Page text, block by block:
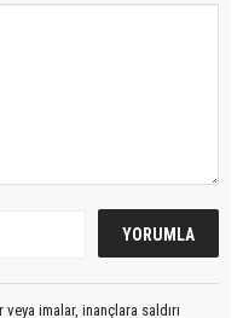
imalar, inançlara saldırı